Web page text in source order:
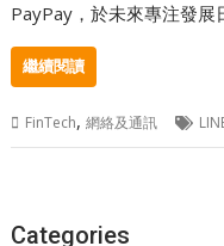
PayPay，於未來專注發展
繼續閱讀
FinTech,網絡及通訊
Categories